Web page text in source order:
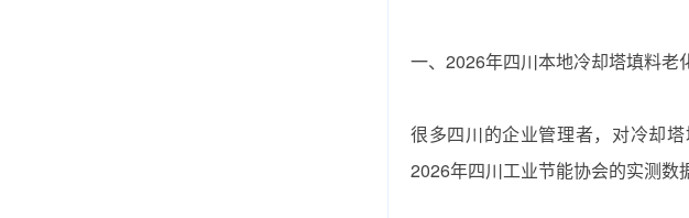
一、2026年四川本地冷却塔填料
很多四川的企业管理者，对冷却
2026年四川工业节能协会的实测数